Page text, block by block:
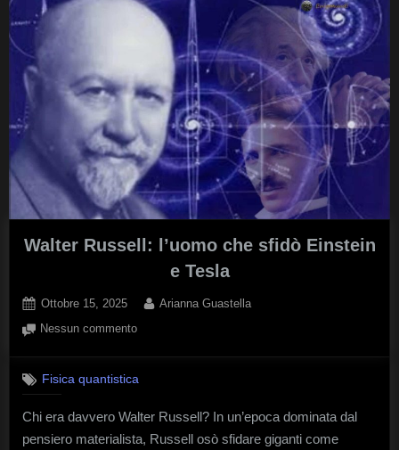
Walter Russell: l’uomo che sfidò Einstein
e Tesla
Posted
on
Ottobre 15, 2025 By
Arianna Guastella
Nessun commentosu
l’uomo
sfidò
Einstein
Fisica quantistica
Chi era davvero Walter Russell? In un’epoca dominata dal
pensiero materialista, Russell osò sfidare giganti come